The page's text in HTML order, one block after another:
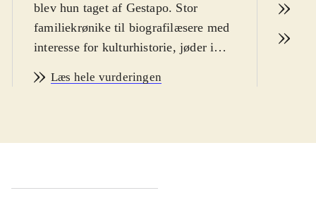
blev hun taget af Gestapo. Stor
familiekrønike til biografilæsere med
interesse for kulturhistorie, jøder i
Forfatterparret fik lagt en snublesten
dem og som svækket 87-årig blev
er en bred fortælling om hendes liv,
Læs hele vurderingen